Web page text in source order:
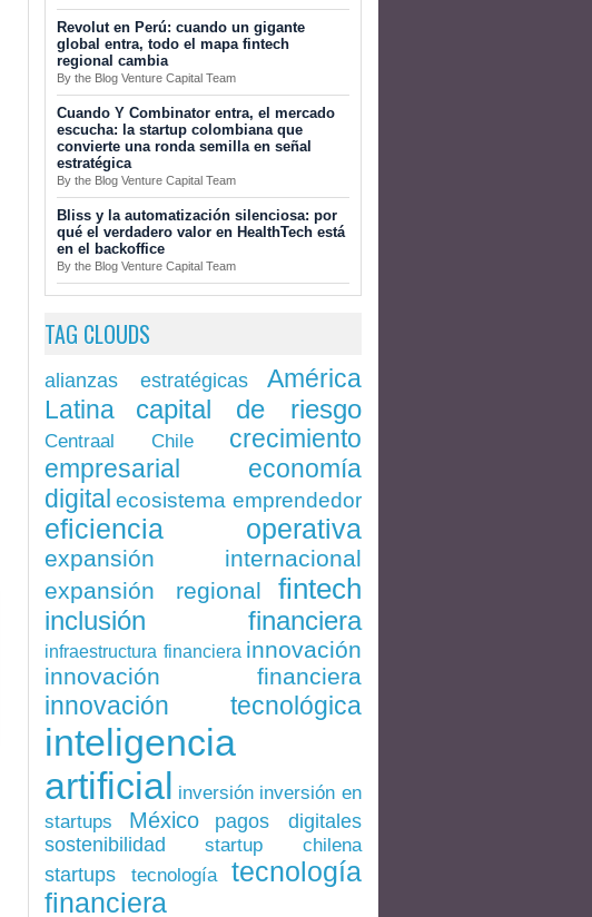
Revolut en Perú: cuando un gigante
global entra, todo el mapa fintech
regional cambia
By the Blog Venture Capital Team
Cuando Y Combinator entra, el mercado
escucha: la startup colombiana que
convierte una ronda semilla en señal
estratégica
By the Blog Venture Capital Team
Bliss y la automatización silenciosa: por
qué el verdadero valor en HealthTech está
en el backoffice
By the Blog Venture Capital Team
TAG CLOUDS
alianzas estratégicas
América
Latina
capital de riesgo
Centraal Chile
crecimiento
empresarial
economía
digital ecosistema emprendedor
eficiencia operativa
expansión internacional
expansión regional
fintech
inclusión financiera
infraestructura financiera innovación
innovación financiera
innovación tecnológica
inteligencia
artificial inversión inversión en
startups
México pagos digitales
sostenibilidad startup chilena
startups tecnología
tecnología
financiera